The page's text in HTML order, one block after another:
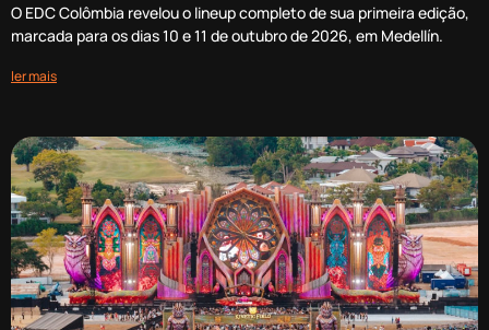
O EDC Colômbia revelou o lineup completo de sua primeira edição,
marcada para os dias 10 e 11 de outubro de 2026, em Medellín.
ler mais